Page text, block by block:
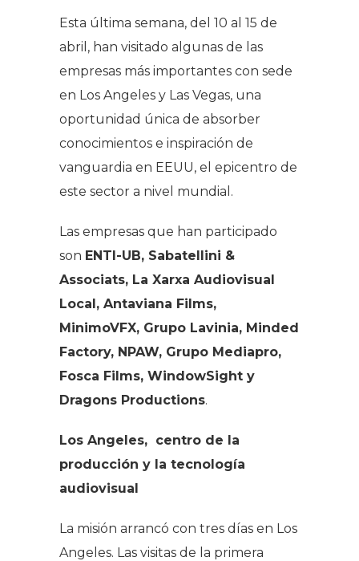
Esta última semana, del 10 al 15 de
abril, han visitado algunas de las
empresas más importantes con sede
en Los Angeles y Las Vegas, una
oportunidad única de absorber
conocimientos e inspiración de
vanguardia en EEUU, el epicentro de
este sector a nivel mundial.
Las empresas que han participado
son ENTI-UB, Sabatellini &
Associats, La Xarxa Audiovisual
Local, Antaviana Films,
MinimoVFX, Grupo Lavinia, Minded
Factory, NPAW, Grupo Mediapro,
Fosca Films, WindowSight y
Dragons Productions.
Los Angeles, centro de la
producción y la tecnología
audiovisual
La misión arrancó con tres días en Los
Angeles. Las visitas de la primera